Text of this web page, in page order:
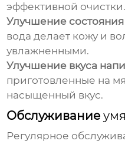
эффективной очистки.
Улучшение
вода делает кожу и
увлажненными.
Улучшение вкуса
приготовленные на
насыщенный вкус.
Обслуживание
Регулярное